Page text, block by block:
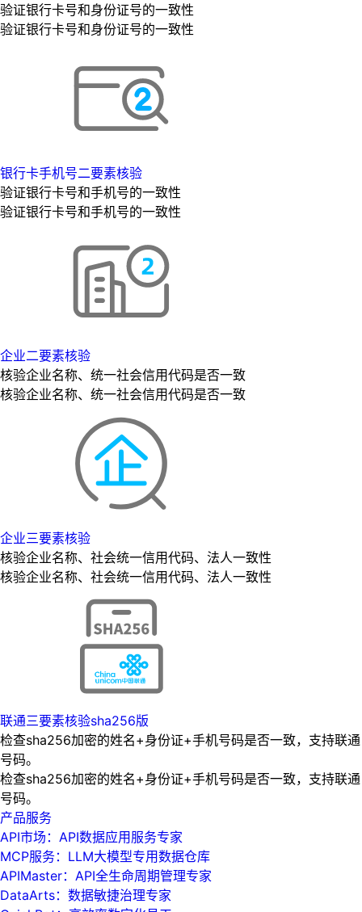
验证银行卡号和身份证号的一致性
验证银行卡号和身份证号的一致性
银行卡手机号二要素核验
验证银行卡号和手机号的一致性
验证银行卡号和手机号的一致性
企业二要素核验
核验企业名称、统一社会信用代码是否一致
核验企业名称、统一社会信用代码是否一致
企业三要素核验
核验企业名称、社会统一信用代码、法人一致性
核验企业名称、社会统一信用代码、法人一致性
联通三要素核验sha256版
检查sha256加密的姓名+身份证+手机号码是否一致，支持联通
号码。
检查sha256加密的姓名+身份证+手机号码是否一致，支持联通
号码。
产品服务
API市场：API数据应用服务专家
MCP服务：LLM大模型专用数据仓库
APIMaster：API全生命周期管理专家
DataArts：数据敏捷治理专家